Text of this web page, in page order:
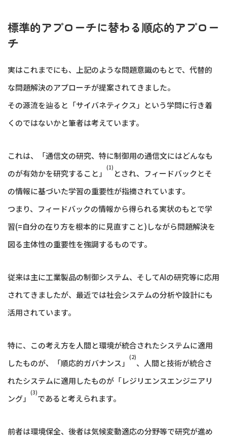
標準的アプローチに替わる順応的アプロー
チ
実はこれまでにも、上記のような問題意識のもとで、代替的
な問題解決のアプローチが提案されてきました。
その源流を辿ると「サイバネティクス」という学問に行き着
くのではないかと筆者は考えています。
これは、「通信文の研究、特に制御用の通信文にはどんなも
のが有効かを研究すること」
(1)
とされ、フィードバックとそ
の情報に基づいた学習の重要性が指摘されています。
つまり、フィードバックの情報から得られる実状のもとで学
習(=自分の在り方を根本的に見直すこと)しながら問題解決を
図る主体性の重要性を強調するものです。
従来は主に工業製品の制御システム、そしてAIの研究等に応用
されてきましたが、最近では社会システムの分析や設計にも
活用されています。
特に、この考え方を人間と環境が統合されたシステムに適用
したものが、「順応的ガバナンス」
(2)
、人間と技術が統合さ
れたシステムに適用したものが「レジリエンスエンジニアリ
ング」
(3)
であると考えられます。
前者は環境保全、後者は気候変動適応の分野等で研究が進め